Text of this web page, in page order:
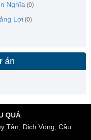
Nghĩa (0)
Lợi (0)
án
QUẢ
Tân, Dịch Vọng, Cầu